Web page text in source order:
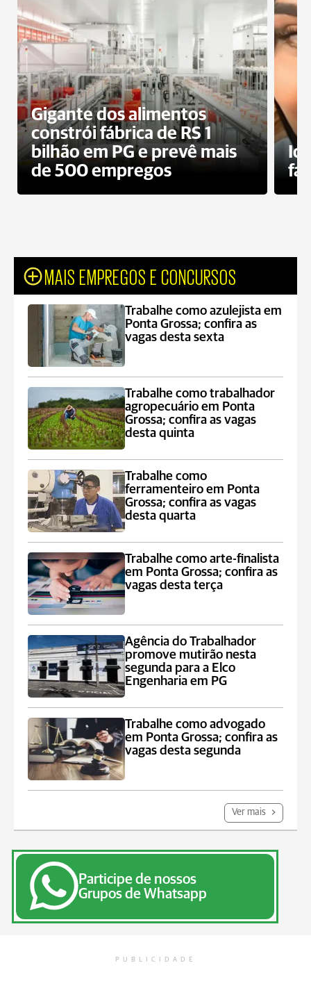
Gigante dos alimentos
constrói fábrica de RS 1
bilhão em PG e prevê mais
de 500 empregos
MAIS EMPREGOS E CONCURSOS
Trabalhe como azulejista em
Ponta Grossa; confira as
vagas desta sexta
Trabalhe como trabalhador
agropecuário em Ponta
Grossa; confira as vagas
desta quinta
Trabalhe como
ferramenteiro em Ponta
Grossa; confira as vagas
desta quarta
Trabalhe como arte-finalista
em Ponta Grossa; confira as
vagas desta terça
Agência do Trabalhador
promove mutirão nesta
segunda para a Elco
Engenharia em PG
Trabalhe como advogado
em Ponta Grossa; confira as
vagas desta segunda
Ver mais
Participe de nossos
Grupos de Whatsapp
PUBLICIDADE